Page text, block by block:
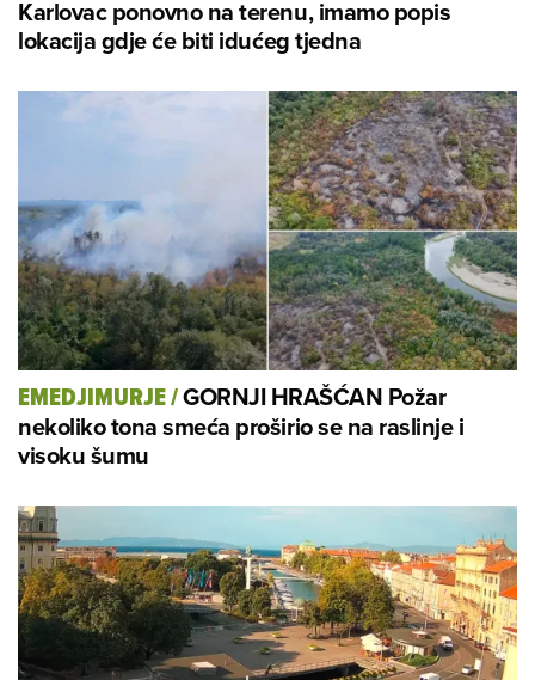
Karlovac ponovno na terenu, imamo popis
lokacija gdje će biti idućeg tjedna
EMEDJIMURJE/GORNJI HRAŠĆAN Požar
nekoliko tona smeća proširio se na raslinje i
visoku šumu